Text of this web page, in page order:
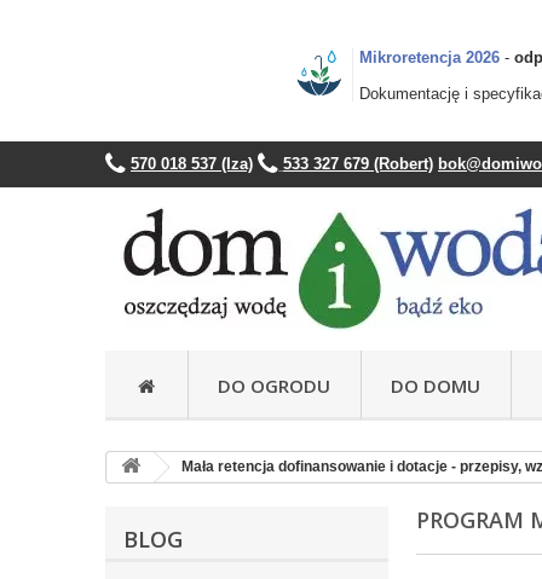
Mikroretencja 2026 -
Dokumentację i
570 018 537 (Iza) 533 327 679 (Robert)
DO OGRODU DO DOMU
Mała retencja dofinansowanie i dotacje - przepisy,
BLOG
PROGRAM